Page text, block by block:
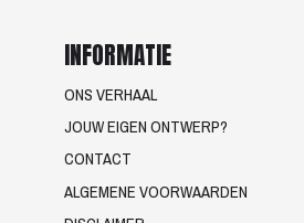
INFORMATIE
ONS VERHAAL
JOUW EIGEN ONTWERP?
CONTACT
ALGEMENE VOORWAARDEN